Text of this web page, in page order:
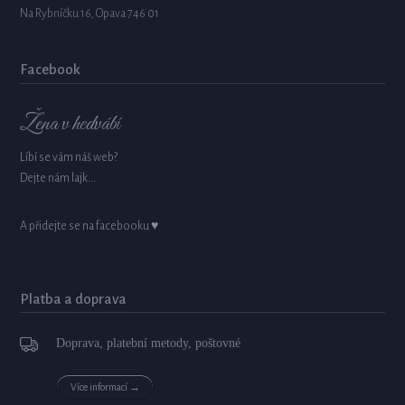
Na Rybníčku 16, Opava 746 01
Facebook
Žena v hedvábí
Líbí se vám náš web?
Dejte nám lajk...
A přidejte se na facebooku ♥
Platba a doprava
Doprava, platební metody, poštovné
Více informací →